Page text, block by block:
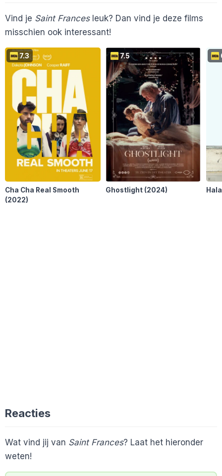
Vind je Saint Francesleuk? Dan vind je deze films
misschien ook interessant!
7.3
Cha Cha Real Smooth
(2022)
7.5
Ghostlight (2024)
Reacties
Wat vind jij van Saint Frances? Laat het hieronder
weten!